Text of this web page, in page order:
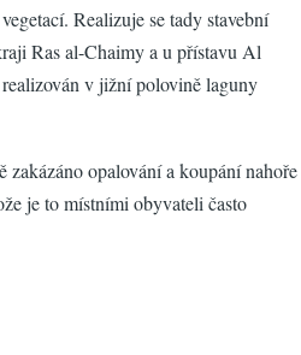
Realizuje se tady stavební
Ras al-Chaimy a u přístavu Al
v jižní polovině laguny
zakázáno opalování a koupání nahoře
je to místními obyvateli často